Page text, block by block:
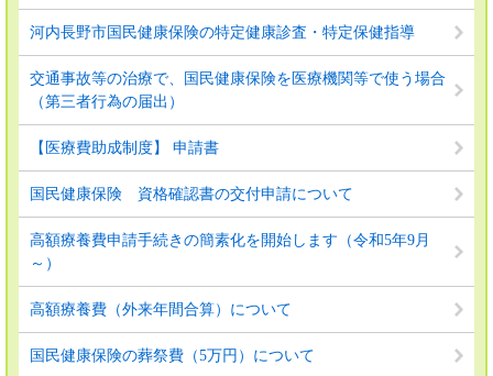
河内長野市国民健康保険の特定健康診査・特定保健指導
交通事故等の治療で、国民健康保険を医療機関等で使う場合
（第三者行為の届出）
【医療費助成制度】 申請書
国民健康保険 資格確認書の交付申請について
高額療養費申請手続きの簡素化を開始します（令和5年9月
～）
高額療養費（外来年間合算）について
国民健康保険の葬祭費（5万円）について